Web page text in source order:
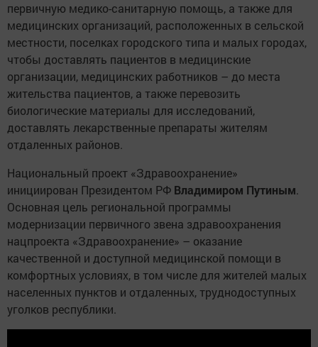
первичную медико-санитарную помощь, а также для
медицинских организаций, расположенных в сельской
местности, поселках городского типа и малых городах,
чтобы доставлять пациентов в медицинские
организации, медицинских работников – до места
жительства пациентов, а также перевозить
биологические материалы для исследований,
доставлять лекарственные препараты жителям
отдаленных районов.
Национальный проект «Здравоохранение»
инициирован Президентом РФ Владимиром Путиным.
Основная цель региональной программы
модернизации первичного звена здравоохранения
нацпроекта «Здравоохранение» – оказание
качественной и доступной медицинской помощи в
комфортных условиях, в том числе для жителей малых
населенных пунктов и отдаленных, труднодоступных
уголков республики.